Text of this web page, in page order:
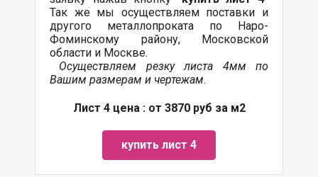
Так же мы осуществляем поставки и
другого металлопроката по Наро-
Фоминскому району, Московской
области и Москве.
Осуществляем резку листа 4мм по
Вашим размерам и чертежам.
Лист 4 цена : от 3870 руб за м2
купить лист 4